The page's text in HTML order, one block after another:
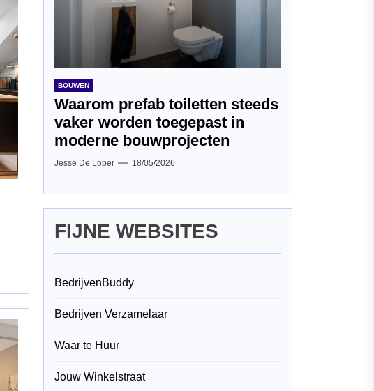
BOUWEN
Waarom prefab toiletten steeds
vaker worden toegepast in
moderne bouwprojecten
Jesse De Loper 18/05/2026
FIJNE WEBSITES
BedrijvenBuddy
Bedrijven Verzamelaar
Waar te Huur
Jouw Winkelstraat